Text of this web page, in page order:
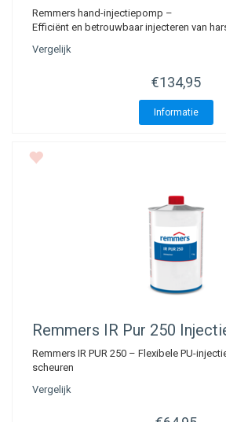
Remmers hand-injectiepomp –
Efficiënt en betrouwbaar injecteren van
Vergelijk
€134,95
Informatie
Remmers IR Pur 250
Remmers IR PUR 250 – Flexibele PU-
scheuren
Vergelijk